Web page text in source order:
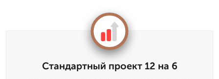
Стандартный проект 12 на 6